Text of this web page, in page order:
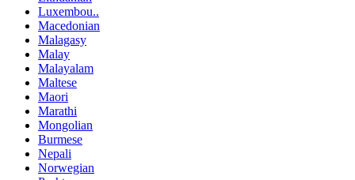
Luxembou..
Macedonian
Malagasy
Malay
Malayalam
Maltese
Maori
Marathi
Mongolian
Burmese
Nepali
Norwegian